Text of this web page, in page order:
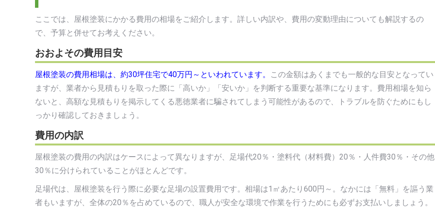
ここでは、屋根塗装にかかる費用の相場をご紹介します。詳しい内訳や、費用の変動理由についても解説するの
で、予算と併せてお考えください。
おおよその費用目安
屋根塗装の費用相場は、約30坪住宅で40万円～といわれています。
この金額はあくまでも一般的な目安となってい
ますが、業者から見積もりを取った際に「高いか」「安いか」を判断する重要な基準になります。費用相場を知ら
ないと、高額な見積もりを掲示してくる悪徳業者に騙されてしまう可能性があるので、トラブルを防ぐためにもし
っかり確認しておきましょう。
費用の内訳
屋根塗装の費用の内訳はケースによって異なりますが、足場代20％・塗料代（材料費）20％・人件費30％・その他
30％に分けられていることがほとんどです。
足場代は、屋根塗装を行う際に必要な足場の設置費用です。相場は1㎡あたり600円～。なかには「無料」を謳う業
者もいますが、全体の20％を占めているので、職人が安全な環境で作業を行うためにも必ずお支払いしましょう。